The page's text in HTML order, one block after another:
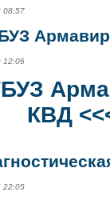
08:57
12:06
КВД
22:05